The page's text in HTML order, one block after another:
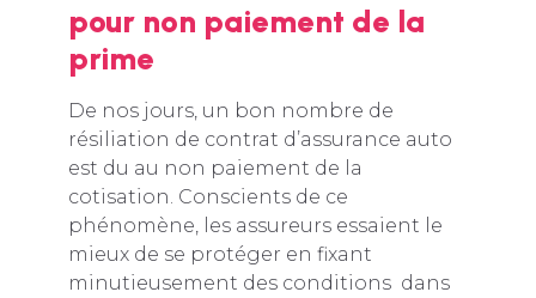
pour non paiement de la
prime
De nos jours, un bon nombre de
résiliation de contrat d’assurance auto
est du au non paiement de la
cotisation. Conscients de ce
phénomène, les assureurs essaient le
mieux de se protéger en fixant
minutieusement des conditions dans